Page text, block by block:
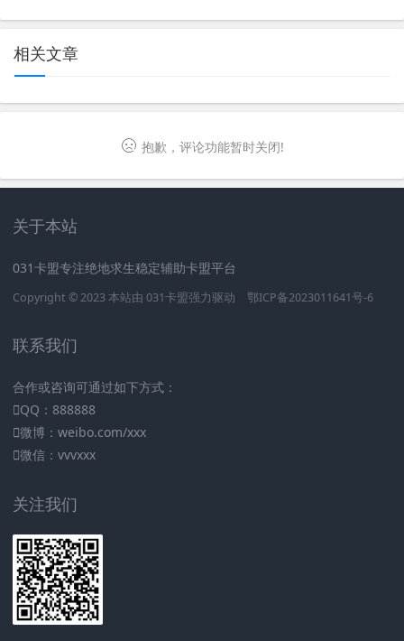
相关文章
抱歉，评论功能暂时关闭!
关于本站
031卡盟专注绝地求生稳定辅助卡盟平台
Copyright © 2023 本站由 031卡盟强力驱动 鄂ICP备2023011641号-6
联系我们
合作或咨询可通过如下方式：
QQ：888888
微博：weibo.com/xxx
微信：vvvxxx
关注我们